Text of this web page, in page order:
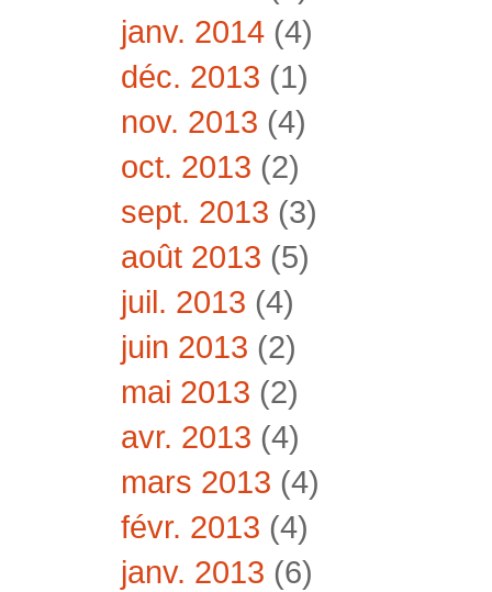
janv. 2014 (4)
déc. 2013 (1)
nov. 2013 (4)
oct. 2013 (2)
sept. 2013 (3)
août 2013 (5)
juil. 2013 (4)
juin 2013 (2)
mai 2013 (2)
avr. 2013 (4)
mars 2013 (4)
févr. 2013 (4)
janv. 2013 (6)